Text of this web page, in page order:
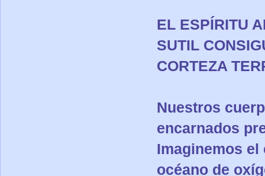
EL ESPÍRITU
SUTIL
CORTEZA
Nuestros
encarnados
Imaginemos
océano de